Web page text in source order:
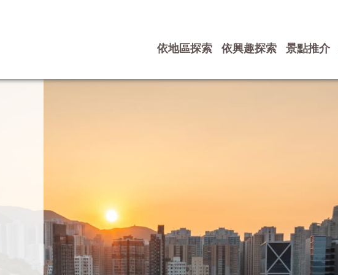
依地區探索 依興趣探索 景點推介